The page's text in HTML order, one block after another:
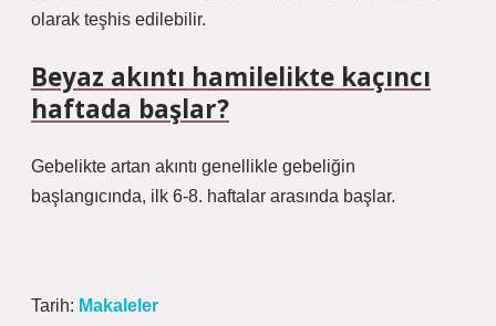
olarak teşhis edilebilir.
Beyaz akıntı hamilelikte kaçıncı
haftada başlar?
Gebelikte artan akıntı genellikle gebeliğin
başlangıcında, ilk 6-8. haftalar arasında başlar.
Tarih: Makaleler